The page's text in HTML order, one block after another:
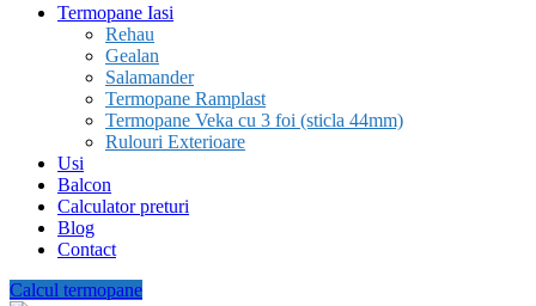
Termopane Iasi
Rehau
Gealan
Salamander
Termopane Ramplast
Termopane Veka cu 3 foi (sticla 44mm)
Rulouri Exterioare
Usi
Balcon
Calculator preturi
Blog
Contact
Calcul termopane